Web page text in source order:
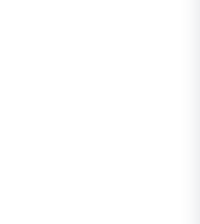
"Palle"